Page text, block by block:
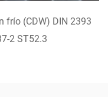
frío (CDW) DIN 2393
2 ST52.3